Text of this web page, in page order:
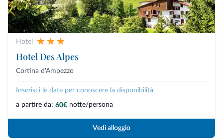
Hotel
Hotel Des Alpes
Cortina d'Ampezzo
Inserisci le date per conoscere la disponibilità
a partire da: 60€ notte/persona
Vedi alloggio